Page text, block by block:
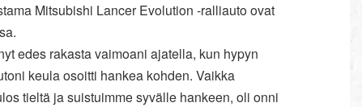
Mitsubishi Lancer Evolution -ralliauto ovat
edes rakasta vaimoani ajatella, kun hypyn
keula osoitti hankea kohden. Vaikka
tieltä ja suistuimme syvälle hankeen, oli onni